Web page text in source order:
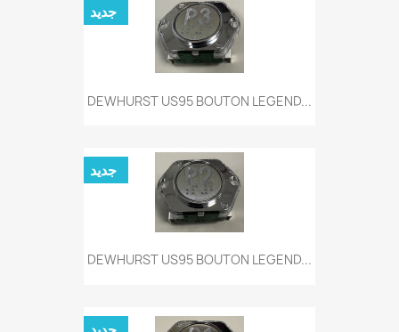
DEWHURST US95 BOUTON LEGEND...
جديد
DEWHURST US95 BOUTON LEGEND...
جديد